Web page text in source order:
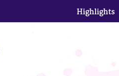
Highlights